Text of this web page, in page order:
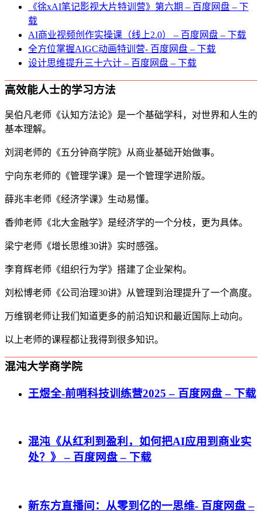
《徐xAI笔记影视大片特训营》第六期 – 百度网盘 – 下
载
AI商业视频创作实操课（线上2.0） – 百度网盘 – 下载
全方位掌握AIGC动画特训营- 百度网盘 – 下载
设计思维提升三十六计 – 百度网盘 – 下载
高效能人士的学习方法
吴伯凡老师《认知方法论》是一个基础学科，对世界和人生的
基本理解。
刘润老师的《五分钟商学院》从商业基础开始做事。
宁向东老师的《管理学课》是一个管理学进阶版。
薛兆丰老师《经济学课》生动易懂。
香帅老师《北大金融学》是经济学的一个分枝，更为具体。
梁宁老师《增长思维30讲》实时感强。
李育辉老师《组织行为学》搭建了企业架构。
刘松博老师《公司治理30讲》从管理到治理提升了一个高度。
万维钢老师让我们知道更多的前沿知识和最近国际上动向。
以上老师的课程都让我得到很多知识。
混沌大学商学院
王煜全-前哨科技训练营2025 – 百度网盘 – 下载
混沌《从红利到盈利，如何把AI应用到商业实
处？》 – 百度网盘 – 下载
新东方直播间：从零到亿的一思维- 百度网盘 –